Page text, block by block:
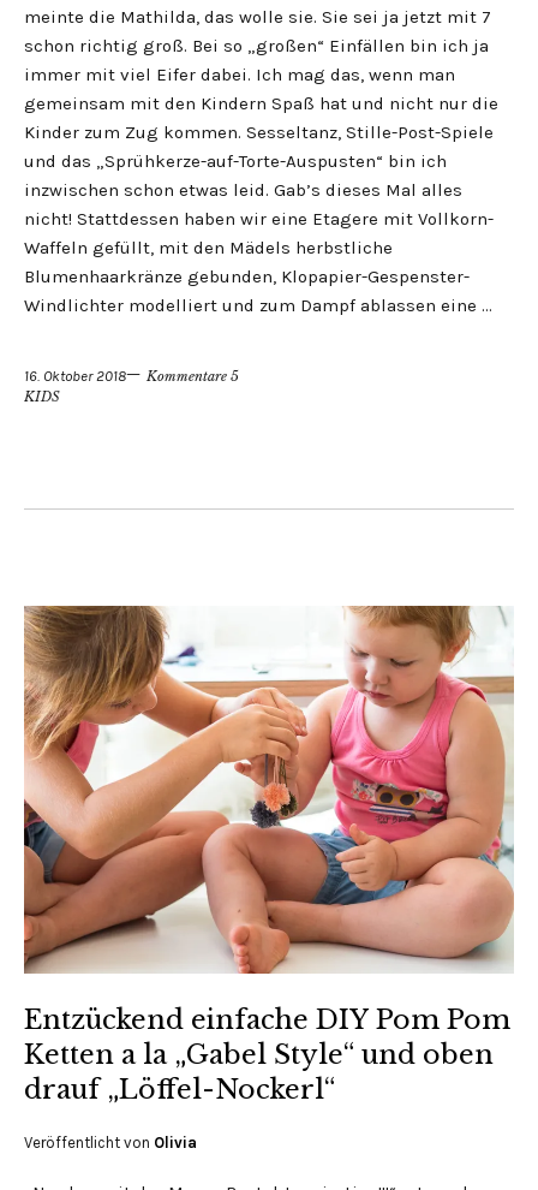
meinte die Mathilda, das wolle sie. Sie sei ja jetzt mit 7
schon richtig groß. Bei so „großen“ Einfällen bin ich ja
immer mit viel Eifer dabei. Ich mag das, wenn man
gemeinsam mit den Kindern Spaß hat und nicht nur die
Kinder zum Zug kommen. Sesseltanz, Stille-Post-Spiele
und das „Sprühkerze-auf-Torte-Auspusten“ bin ich
inzwischen schon etwas leid. Gab’s dieses Mal alles
nicht! Stattdessen haben wir eine Etagere mit Vollkorn-
Waffeln gefüllt, mit den Mädels herbstliche
Blumenhaarkränze gebunden, Klopapier-Gespenster-
Windlichter modelliert und zum Dampf ablassen eine …
16. Oktober 2018
Kommentare 5
KIDS
Entzückend einfache DIY Pom Pom
Ketten a la „Gabel Style“ und oben
drauf „Löffel-Nockerl“
Veröffentlicht von Olivia